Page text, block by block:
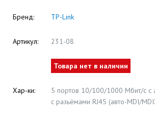
Бренд: TP-Link
Артикул: 231-08
Товара нет в наличии
Хар-ки:
5 портов 10/100/1000 Мбит/с с
с разьёмами RJ45 (авто-MDI/